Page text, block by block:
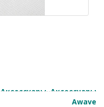
Аксессуары,Аксессуары
Awave